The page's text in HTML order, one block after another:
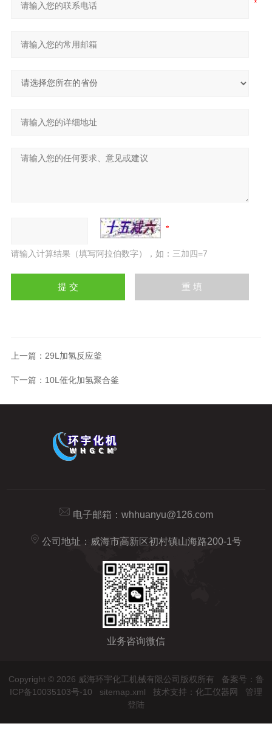
请输入计算结果（填写阿拉伯数字），如：三加四=7
上一篇： 29L加氢反应釜
下一篇： 10L催化加氢聚合釜
电子邮箱： whhuanyu@126.com
公司地址：威海市高新区初村镇山海路200-1号
业务咨询微信
Copyright © 2026 威海环宇化工机械有限公司版权所有 备案号：鲁
ICP备10035103号-10
sitemap.xml 技术支持： 化工仪器网
管理
登陆